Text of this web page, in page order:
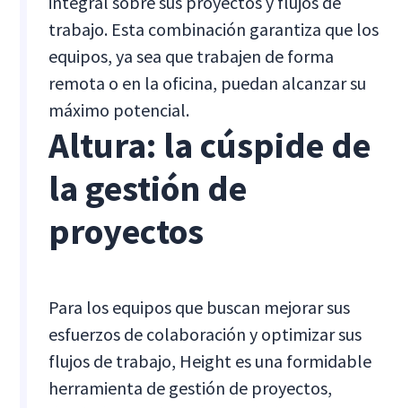
trabajo. Esta combinación garantiza que los
equipos, ya sea que trabajen de forma
remota o en la oficina, puedan alcanzar su
máximo potencial.
Altura: la cúspide de
la gestión de
proyectos
Para los equipos que buscan mejorar sus
esfuerzos de colaboración y optimizar sus
flujos de trabajo, Height es una formidable
herramienta de gestión de proyectos,